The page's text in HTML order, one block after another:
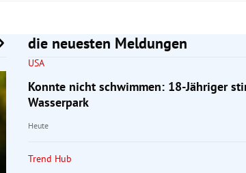
die neuesten Meldungen
USA
Konnte nicht schwimmen: 18-Jähriger
Wasserpark
Heute
Trend Hub